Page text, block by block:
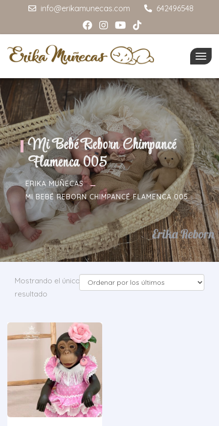
info@erikamunecas.com 642496548
Mi Bebé Reborn Chimpancé
Flamenca 005
ERIKA MUÑECAS
MI BEBÉ REBORN CHIMPANCÉ FLAMENCA 005
Mostrando el único
resultado